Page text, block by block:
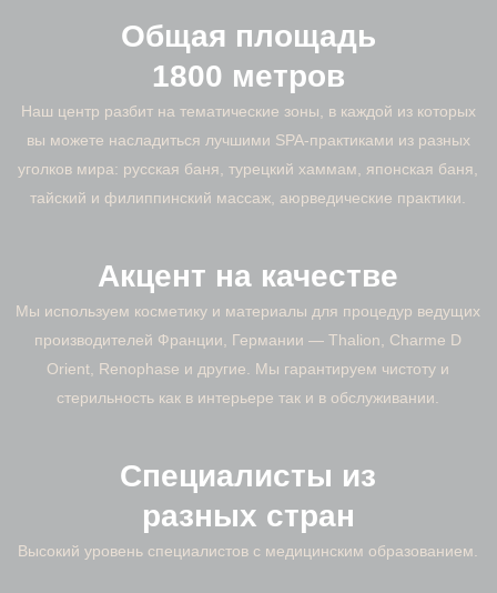
Общая площадь
1800 метров
Наш центр разбит на тематические зоны, в каждой из которых
вы можете насладиться лучшими SPA-практиками из разных
уголков мира: русская баня, турецкий хаммам, японская баня,
тайский и филиппинский массаж, аюрведические практики.
Акцент на качестве
Мы используем косметику и материалы для процедур ведущих
производителей Франции, Германии — Thalion, Charme D
Orient, Renophase и другие. Мы гарантируем чистоту и
стерильность как в интерьере так и в обслуживании.
Специалисты из
разных стран
Высокий уровень специалистов с медицинским образованием.